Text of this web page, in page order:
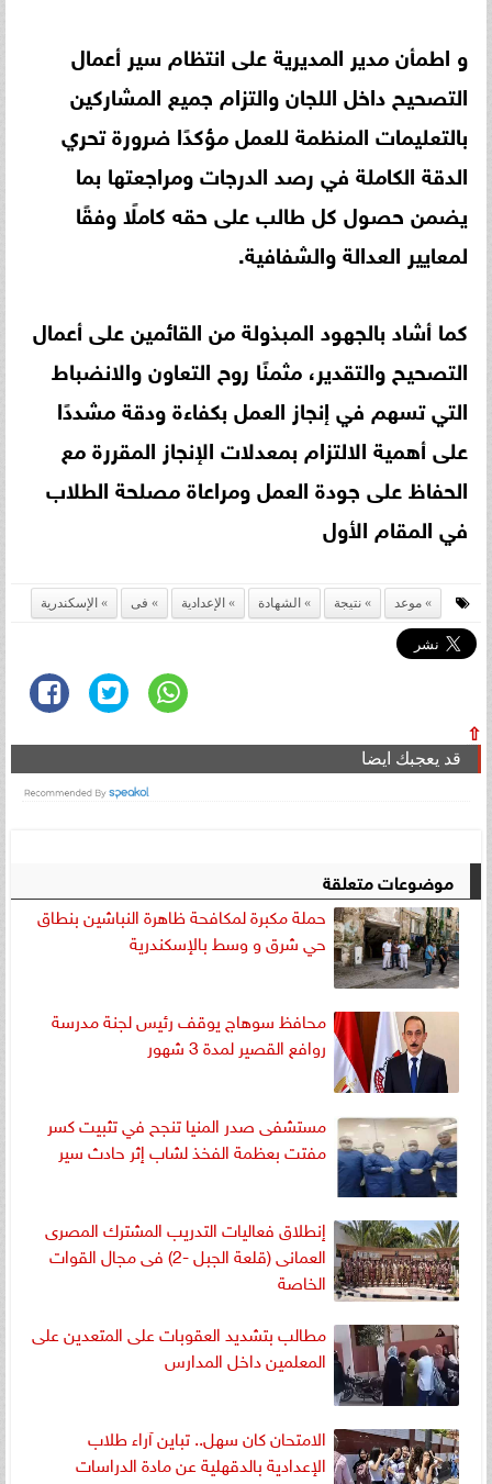
و اطمأن مدير المديرية على انتظام سير أعمال
التصحيح داخل اللجان والتزام جميع المشاركين
بالتعليمات المنظمة للعمل مؤكدًا ضرورة تحري
الدقة الكاملة في رصد الدرجات ومراجعتها بما
يضمن حصول كل طالب على حقه كاملًا وفقًا
لمعايير العدالة والشفافية.
كما أشاد بالجهود المبذولة من القائمين على أعمال
التصحيح والتقدير، مثمنًا روح التعاون والانضباط
التي تسهم في إنجاز العمل بكفاءة ودقة مشددًا
على أهمية الالتزام بمعدلات الإنجاز المقررة مع
الحفاظ على جودة العمل ومراعاة مصلحة الطلاب
في المقام الأول
موعد نتيجة الشهادة الإعدادية فى الإسكندرية
⇧
قد يعجبك ايضا
موضوعات متعلقة
حملة مكبرة لمكافحة ظاهرة النباشين بنطاق
حي شرق و وسط بالإسكندرية
محافظ سوهاج يوقف رئيس لجنة مدرسة
روافع القصير لمدة 3 شهور
مستشفى صدر المنيا تنجح في تثبيت كسر
مفتت بعظمة الفخذ لشاب إثر حادث سير
إنطلاق فعاليات التدريب المشترك المصرى
العمانى (قلعة الجبل -2) فى مجال القوات
الخاصة
مطالب بتشديد العقوبات على المتعدين على
المعلمين داخل المدارس
الامتحان كان سهل.. تباين آراء طلاب
الإعدادية بالدقهلية عن مادة الدراسات